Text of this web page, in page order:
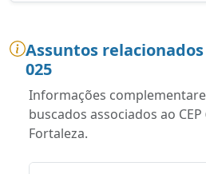
Assuntos relacionados
025
Informações
buscados associados ao CEP
Fortaleza.